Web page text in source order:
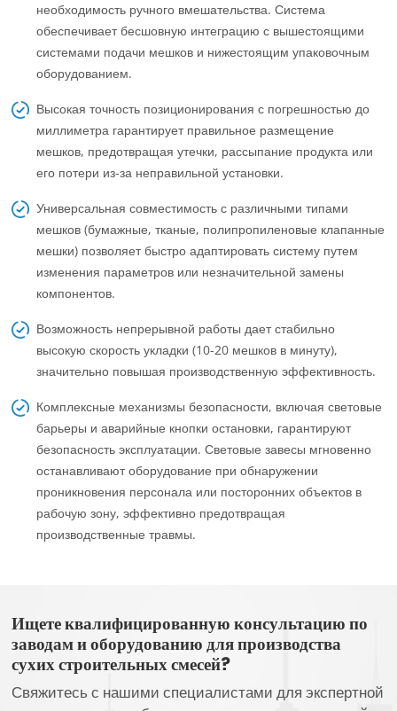
необходимость ручного вмешательства. Система
обеспечивает бесшовную интеграцию с вышестоящими
системами подачи мешков и нижестоящим упаковочным
оборудованием.
Высокая точность позиционирования с погрешностью до
миллиметра гарантирует правильное размещение
мешков, предотвращая утечки, рассыпание продукта или
его потери из-за неправильной установки.
Универсальная совместимость с различными типами
мешков (бумажные, тканые, полипропиленовые клапанные
мешки) позволяет быстро адаптировать систему путем
изменения параметров или незначительной замены
компонентов.
Возможность непрерывной работы дает стабильно
высокую скорость укладки (10-20 мешков в минуту),
значительно повышая производственную эффективность.
Комплексные механизмы безопасности, включая световые
барьеры и аварийные кнопки остановки, гарантируют
безопасность эксплуатации. Световые завесы мгновенно
останавливают оборудование при обнаружении
проникновения персонала или посторонних объектов в
рабочую зону, эффективно предотвращая
производственные травмы.
Ищете квалифицированную консультацию по
заводам и оборудованию для производства
сухих строительных смесей?
Свяжитесь с нашими специалистами для экспертной